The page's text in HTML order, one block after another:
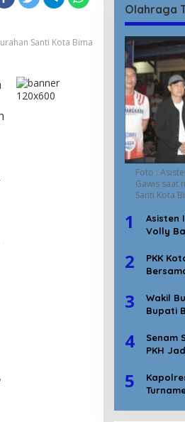
Santi Kota Bima
Olahraga
Foto :
Gawis saat
Santi Kota
1
Asisten
Volly
2
PKK
3
Wakil
Bupati
4
Senam
PKH
5